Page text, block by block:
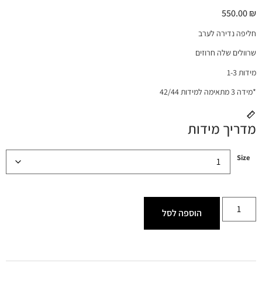
550.00₪
חליפה נדירה לערב
שרוולים שלה חרוזים
מידות 1-3
*מידה 3 מתאימה למידות 42/44
מדריך מידות
Size
הוספה לסל